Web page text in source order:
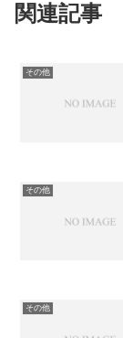
関連記事
その他
その他
その他